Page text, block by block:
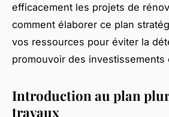
efficacement les projets de
comment élaborer ce plan
vos ressources pour éviter la
promouvoir des investissements
Introduction au plan
travaux